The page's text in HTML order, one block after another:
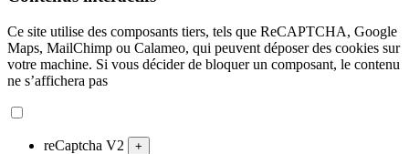
Ce site utilise des composants tiers, tels que ReCAPTCHA, Google
Maps, MailChimp ou Calameo, qui peuvent déposer des cookies sur
votre machine. Si vous décider de bloquer un composant, le contenu
ne s’affichera pas
reCaptcha V2 +